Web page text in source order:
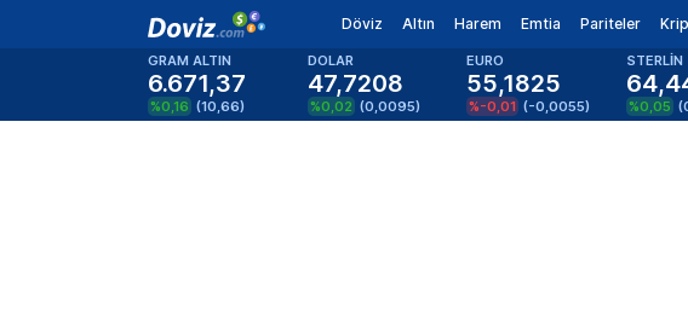
Döviz Altın Harem Emtia Pariteler
GRAM ALTIN
6.671,37
%0,16 (10,66)
DOLAR
47,7208
%0,02 (0,0095)
EURO
55,1825
%-0,01 (-0,0055)
STERLİN
%0,05 (